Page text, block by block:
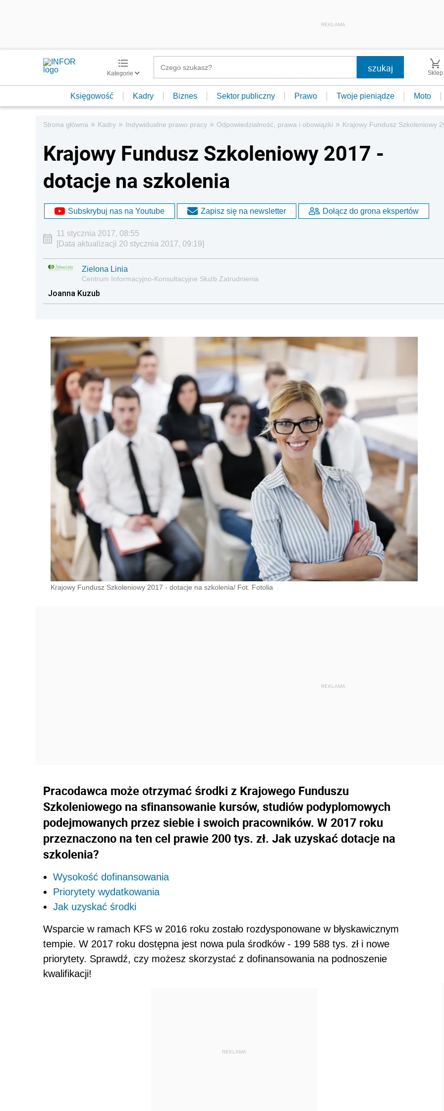
REKLAMA
Kategorie Sklep
Księgowość Kadry Biznes Sektor publiczny Prawo Twoje pieniądze Moto
Strona główna » Kadry » Indywidualne prawo pracy » Odpowiedzialność, prawa i obowiązki » Krajowy Fundusz Szkoleniowy
Krajowy Fundusz Szkoleniowy 2017 -
dotacje na szkolenia
Subskrybuj nas na Youtube Zapisz się na newsletter Dołącz do grona ekspertów
11 stycznia 2017, 08:55
[Data aktualizacji 20 stycznia 2017, 09:19]
Zielona Linia
Centrum Informacyjno-Konsultacyjne Służb Zatrudnienia
Joanna Kuzub
Krajowy Fundusz Szkoleniowy 2017 - dotacje na szkolenia/ Fot. Fotolia
Pracodawca może otrzymać środki z Krajowego Funduszu
Szkoleniowego na sfinansowanie kursów, studiów podyplomowych
podejmowanych przez siebie i swoich pracowników. W 2017 roku
przeznaczono na ten cel prawie 200 tys. zł. Jak uzyskać dotacje na
szkolenia?
Wysokość dofinansowania
Priorytety wydatkowania
Jak uzyskać środki
Wsparcie w ramach KFS w 2016 roku zostało rozdysponowane w błyskawicznym
tempie. W 2017 roku dostępna jest nowa pula środków - 199 588 tys. zł i nowe
priorytety. Sprawdź, czy możesz skorzystać z dofinansowania na podnoszenie
kwalifikacji!
REKLAMA